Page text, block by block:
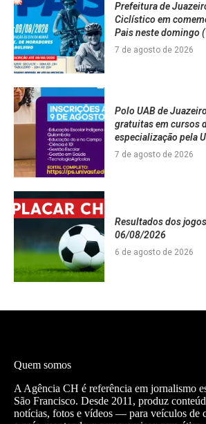
Prefeitura de
Ciclístico em
Pais neste domingo
7 de agosto de 2026
Polo UAB de
gratuitas em cursos
especialização pela
7 de agosto de 2026
Resultados dos
06/08/2026
6 de agosto de 2026
Quem somos
A Agência CH é referência em jornalismo
São Francisco. Desde 2011, produz
notícias, fotos e vídeos — para veículos de